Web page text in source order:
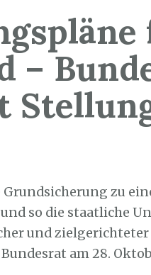
–
zu
so die staatliche
und zielgerichteter
am 28.